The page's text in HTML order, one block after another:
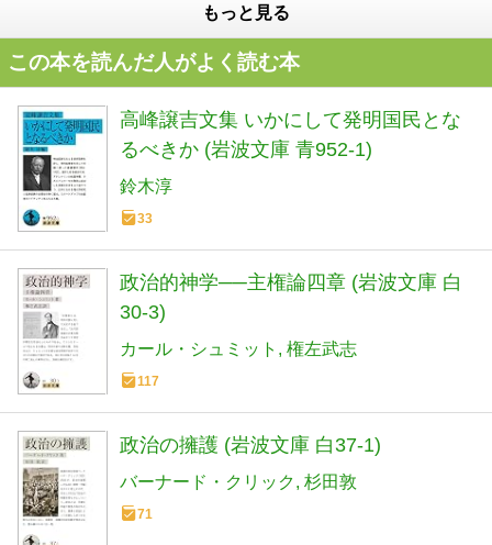
もっと見る
この本を読んだ人がよく読む本
高峰譲吉文集 いかにして発明国民とな
るべきか (岩波文庫 青952-1)
鈴木淳
33
政治的神学──主権論四章 (岩波文庫 白
30-3)
カール・シュミット 権左武志
117
政治の擁護 (岩波文庫 白37-1)
バーナード・クリック 杉田敦
71